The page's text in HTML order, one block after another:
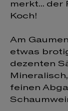
merkt...
Koch!
Am
etwas
dezenten
feinen